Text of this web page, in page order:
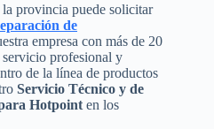
provincia puede solicitar
de
empresa con más de 20
profesional y
de la línea de productos
Servicio Técnico y de
Hotpoint en los